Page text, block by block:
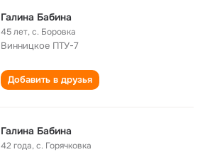
Галина Бабина
45 лет,с. Боровка
Винницкое ПТУ-7
Добавить в друзья
Галина Бабина
42 года,с. Горячковка